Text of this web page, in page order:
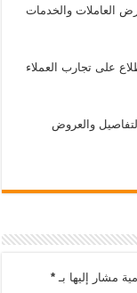
العاملات والخدمات
على تجارب العملاء
والعروض
مشار إليها بـ*